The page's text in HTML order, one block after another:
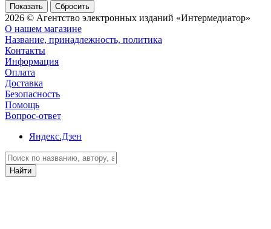
Сбросить
2026 © Агентство электронных изданий «Интермедиатор»
О нашем магазине
Название, принадлежность, политика
Контакты
Информация
Оплата
Доставка
Безопасность
Помощь
Вопрос-ответ
Яндекс.Дзен
Найти